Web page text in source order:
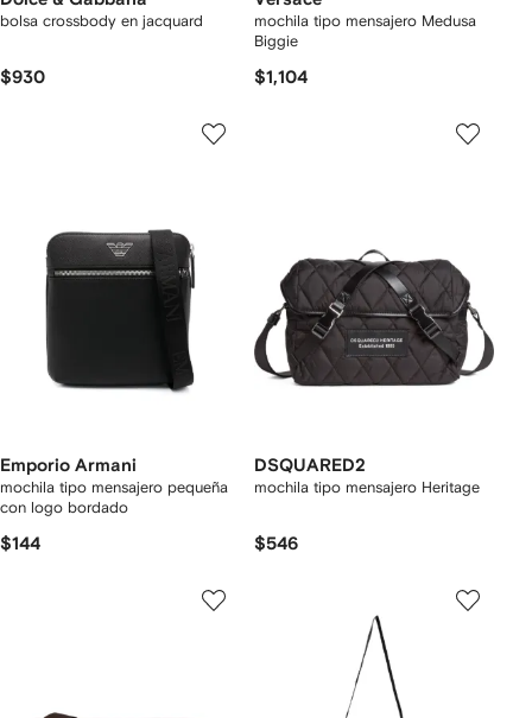
bolsa crossbody en jacquard
$930
mochila tipo mensajero Medusa
Biggie
$1,104
Emporio Armani
mochila tipo mensajero pequeña
con logo bordado
$144
DSQUARED2
mochila tipo mensajero Heritage
$546